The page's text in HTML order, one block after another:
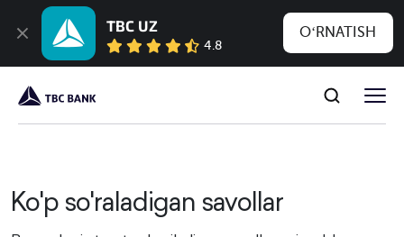
TBC UZ
4.8
OʻRNATISH
Ko'p so'raladigan savollar